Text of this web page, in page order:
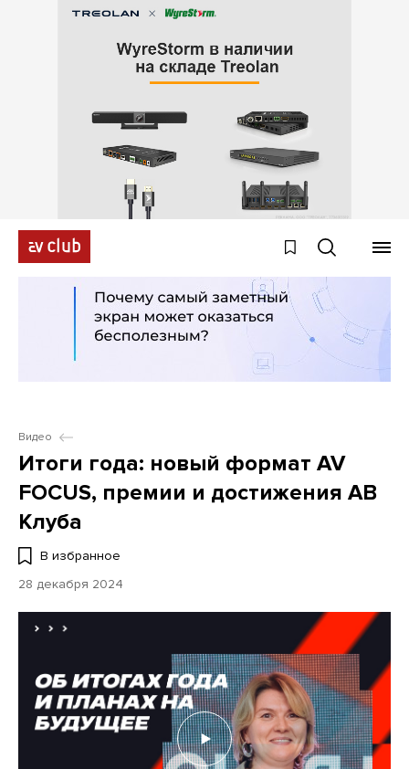
Видео
Итоги года: новый формат AV
FOCUS, премии и достижения АВ
Клуба
В избранное
28 декабря 2024